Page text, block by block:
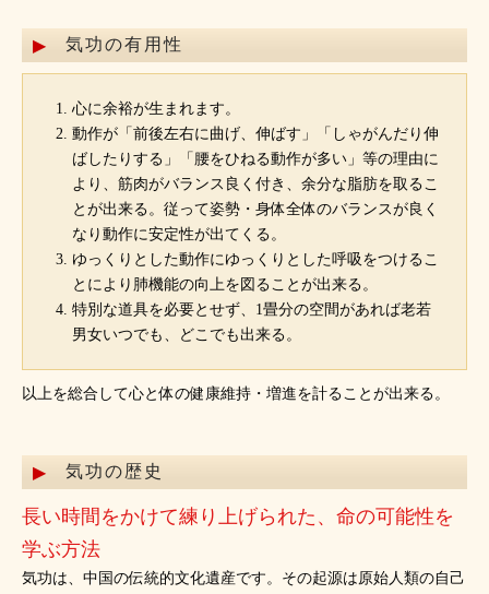
気功の有用性
心に余裕が生まれます。
動作が「前後左右に曲げ、伸ばす」「しゃがんだり伸
ばしたりする」「腰をひねる動作が多い」等の理由に
より、筋肉がバランス良く付き、余分な脂肪を取るこ
とが出来る。従って姿勢・身体全体のバランスが良く
なり動作に安定性が出てくる。
ゆっくりとした動作にゆっくりとした呼吸をつけるこ
とにより肺機能の向上を図ることが出来る。
特別な道具を必要とせず、1畳分の空間があれば老若
男女いつでも、どこでも出来る。
以上を総合して心と体の健康維持・増進を計ることが出来る。
気功の歴史
長い時間をかけて練り上げられた、命の可能性を
学ぶ方法
気功は、中国の伝統的文化遺産です。その起源は原始人類の自己